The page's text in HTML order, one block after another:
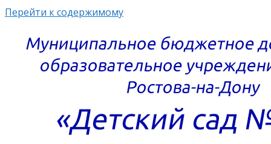
Перейти к содержимому